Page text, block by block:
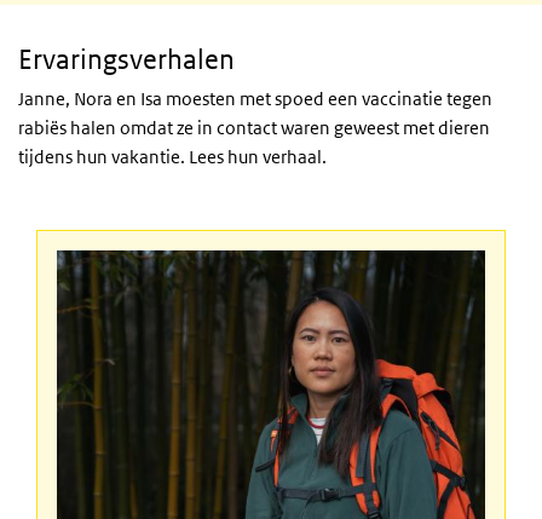
Ervaringsverhalen
Janne, Nora en Isa moesten met spoed een vaccinatie tegen
rabiës halen omdat ze in contact waren geweest met dieren
tijdens hun vakantie. Lees hun verhaal.
Ervaringsverhalen